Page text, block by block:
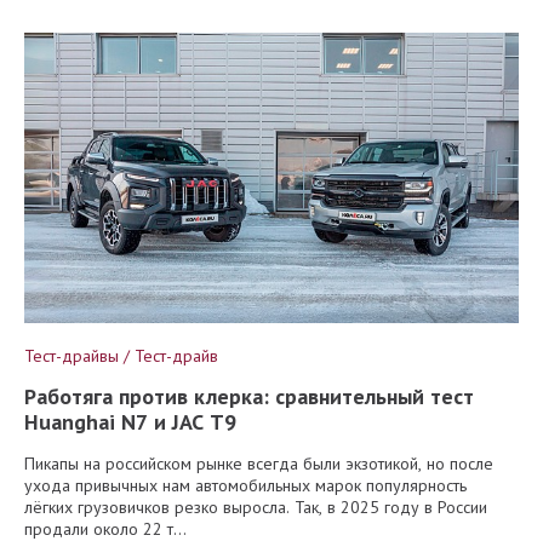
Тест-драйвы / Тест-драйв
Работяга против клерка: сравнительный тест
Huanghai N7 и JAC T9
Пикапы на российском рынке всегда были экзотикой, но после
ухода привычных нам автомобильных марок популярность
лёгких грузовичков резко выросла. Так, в 2025 году в России
продали около 22 т...